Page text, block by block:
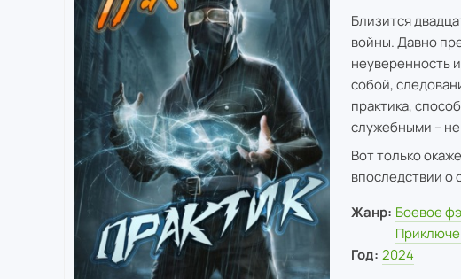
Близится
войны. Давно
неуверенность
собой,
практика,
служебными –
Вот только
впоследствии о
Жанр: Боевое
Год: 2024